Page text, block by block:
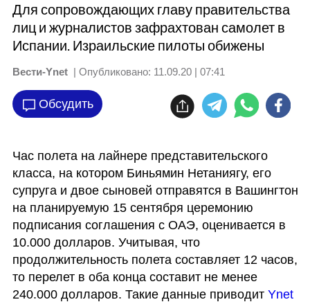
Для сопровождающих главу правительства
лиц и журналистов зафрахтован самолет в
Испании. Израильские пилоты обижены
Вести-Ynet | Опубликовано: 11.09.20 | 07:41
Обсудить
Час полета на лайнере представительского
класса, на котором Биньямин Нетаниягу, его
супруга и двое сыновей отправятся в Вашингтон
на планируемую 15 сентября церемонию
подписания соглашения с ОАЭ, оценивается в
10.000 долларов. Учитывая, что
продолжительность полета составляет 12 часов,
то перелет в оба конца составит не менее
240.000 долларов. Такие данные приводит
Ynet